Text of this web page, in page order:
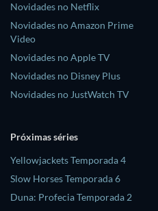
Novidades no Netflix
Novidades no Amazon Prime
Video
Novidades no Apple TV
Novidades no Disney Plus
Novidades no JustWatch TV
Próximas séries
Yellowjackets Temporada 4
Slow Horses Temporada 6
Duna: Profecia Temporada 2